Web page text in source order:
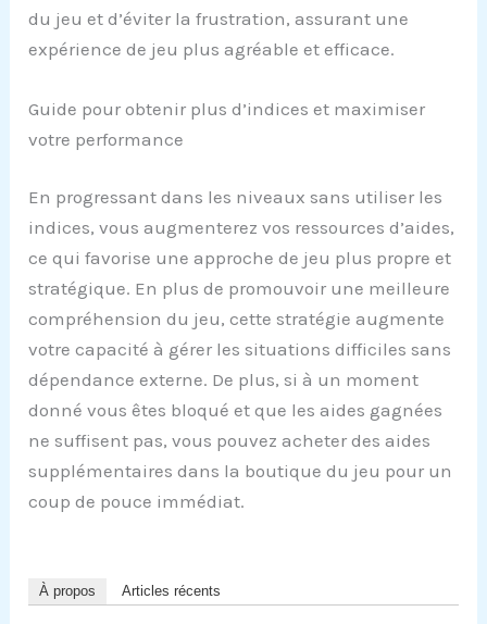
du jeu et d’éviter la frustration, assurant une
expérience de jeu plus agréable et efficace.
Guide pour obtenir plus d’indices et maximiser
votre performance
En progressant dans les niveaux sans utiliser les
indices, vous augmenterez vos ressources d’aides,
ce qui favorise une approche de jeu plus propre et
stratégique. En plus de promouvoir une meilleure
compréhension du jeu, cette stratégie augmente
votre capacité à gérer les situations difficiles sans
dépendance externe. De plus, si à un moment
donné vous êtes bloqué et que les aides gagnées
ne suffisent pas, vous pouvez acheter des aides
supplémentaires dans la boutique du jeu pour un
coup de pouce immédiat.
À propos Articles récents